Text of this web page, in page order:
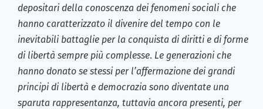
depositari della conoscenza dei fenomeni sociali che
hanno caratterizzato il divenire del tempo con le
inevitabili battaglie per la conquista di diritti e di forme
di libertà sempre più complesse. Le generazioni che
hanno donato se stessi per l’affermazione dei grandi
principi di libertà e democrazia sono diventate una
sparuta rappresentanza, tuttavia ancora presenti, per